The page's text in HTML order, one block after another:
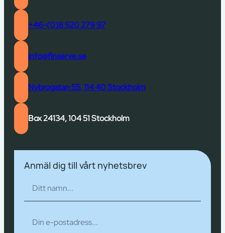
+46-(0)8 520 279 97
info@finserve.se
Nybrogatan 55, 114 40 Stockholm
Box 24134, 104 51 Stockholm
Anmäl dig till vårt nyhetsbrev